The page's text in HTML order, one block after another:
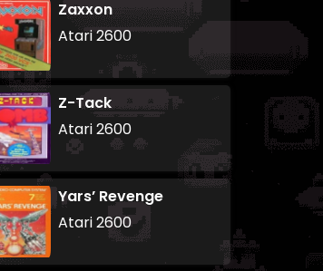
Zaxxon
Atari 2600
Z-Tack
Atari 2600
Yars’ Revenge
Atari 2600